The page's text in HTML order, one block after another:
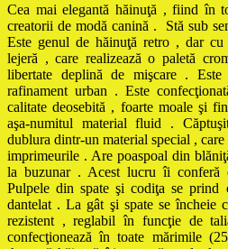
Cea mai elegantă hăinuţă , fiind în
creatorii de modă canină . Stă sub
Este genul de hăinuţă retro , dar
lejeră , care realizează o paletă
libertate deplină de mişcare .
rafinament urban . Este
calitate deosebită , foarte moale şi
aşa-numitul material fluid .
dublura dintr-un material special ,
imprimeurile . Are poaspoal din
la buzunar . Acest lucru îi conferă
Pulpele din spate şi codiţa se
dantelat . La gât şi spate se
rezistent , reglabil în funcţie de
confecţionează în toate mărimile